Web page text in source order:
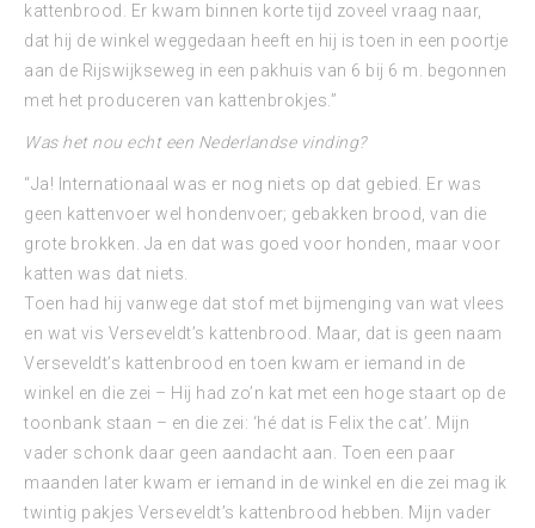
kattenbrood. Er kwam binnen korte tijd zoveel vraag naar,
dat hij de winkel weggedaan heeft en hij is toen in een poortje
aan de Rijswijkseweg in een pakhuis van 6 bij 6 m. begonnen
met het produceren van kattenbrokjes.”
Was het nou echt een Nederlandse vinding?
“Ja! Internationaal was er nog niets op dat gebied. Er was
geen kattenvoer wel hondenvoer; gebakken brood, van die
grote brokken. Ja en dat was goed voor honden, maar voor
katten was dat niets.
Toen had hij vanwege dat stof met bijmenging van wat vlees
en wat vis Verseveldt’s kattenbrood. Maar, dat is geen naam
Verseveldt’s kattenbrood en toen kwam er iemand in de
winkel en die zei – Hij had zo’n kat met een hoge staart op de
toonbank staan – en die zei: ‘hé dat is Felix the cat’. Mijn
vader schonk daar geen aandacht aan. Toen een paar
maanden later kwam er iemand in de winkel en die zei mag ik
twintig pakjes Verseveldt’s kattenbrood hebben. Mijn vader